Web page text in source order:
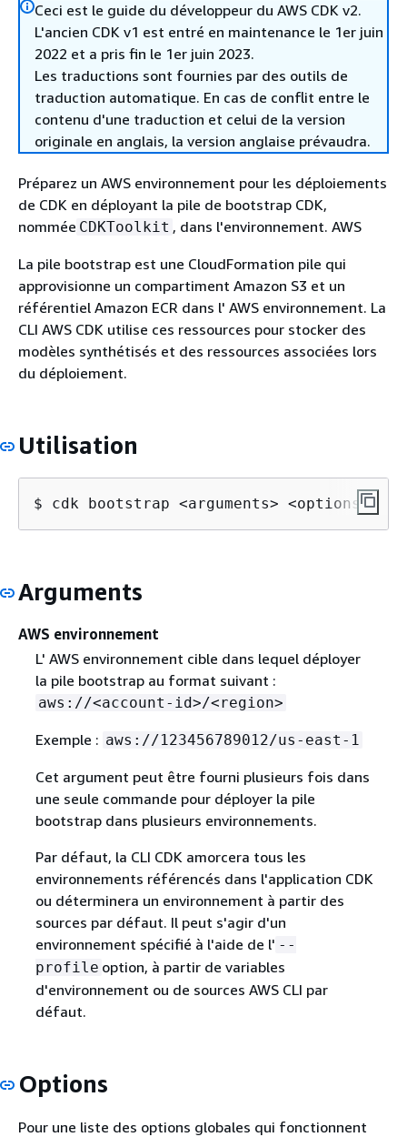
Ceci est le guide du développeur du AWS CDK v2.
L'ancien CDK v1 est entré en maintenance le 1er juin
2022 et a pris fin le 1er juin 2023.
Les traductions sont fournies par des outils de
traduction automatique. En cas de conflit entre le
contenu d'une traduction et celui de la version
originale en anglais, la version anglaise prévaudra.
Préparez un AWS environnement pour les déploiements
de CDK en déployant la pile de bootstrap CDK,
nommée CDKToolkit , dans l'environnement. AWS
La pile bootstrap est une CloudFormation pile qui
approvisionne un compartiment Amazon S3 et un
référentiel Amazon ECR dans l' AWS environnement. La
CLI AWS CDK utilise ces ressources pour stocker des
modèles synthétisés et des ressources associées lors
du déploiement.
Utilisation
$ cdk bootstrap <arguments> <options>
Arguments
AWS environnement
L' AWS environnement cible dans lequel déployer
la pile bootstrap au format suivant :
aws://<account-id>/<region>
Exemple : aws://123456789012/us-east-1
Cet argument peut être fourni plusieurs fois dans
une seule commande pour déployer la pile
bootstrap dans plusieurs environnements.
Par défaut, la CLI CDK amorcera tous les
environnements référencés dans l'application CDK
ou déterminera un environnement à partir des
sources par défaut. Il peut s'agir d'un
environnement spécifié à l'aide de l' --
profile option, à partir de variables
d'environnement ou de sources AWS CLI par
défaut.
Options
Pour une liste des options globales qui fonctionnent